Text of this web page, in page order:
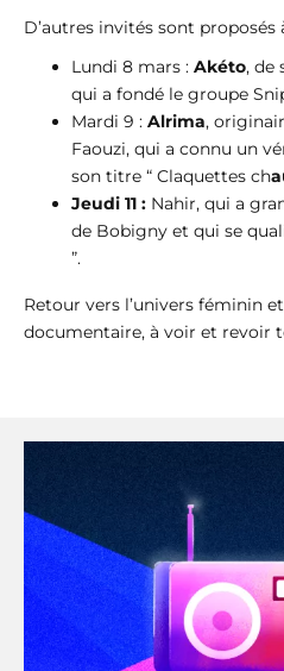
D’autres invités sont proposés
Lundi 8 mars : Akéto, de
qui a fondé le groupe
Mardi 9 : Alrima,
Faouzi, qui a connu un
son titre “ Claquettes ch
Jeudi 11 : Nahir, qui a
de Bobigny et qui se
”.
Retour vers l’univers féminin
documentaire, à voir et revoir